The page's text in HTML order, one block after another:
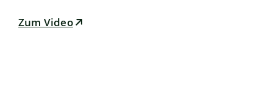
Zum Video